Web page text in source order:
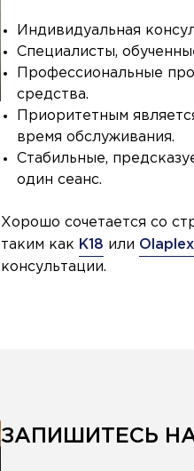
Индивидуальная
Специалисты,
Профессиональные
средства.
Приоритетным
время обслуживания.
Стабильные,
один сеанс.
Хорошо сочетается со
таким как K18 или Olaplex
консультации.
ЗАПИШИТЕСЬ